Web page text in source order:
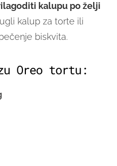
kalupu po želji
kalup za torte ili
biskvita.
Oreo tortu: